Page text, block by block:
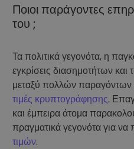
Ποιοι παράγοντες
του ;
Τα πολιτικά γεγονότα, η
εγκρίσεις διασημοτήτων και
μεταξύ πολλών παραγόντων
τιμές κρυπτογράφησης.
και έμπειρα άτομα
πραγματικά γεγονότα για
τιμών.